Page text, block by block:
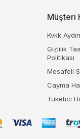
Müşteri
Kvkk
Gizlilik
Politikası
Mesafeli
Cayma
Tüketici